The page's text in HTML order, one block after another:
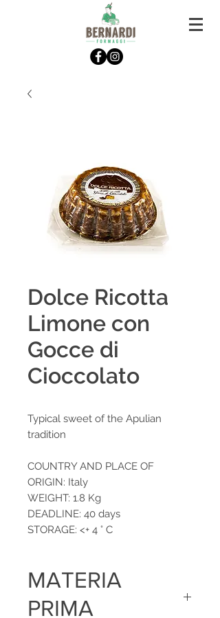
Dolce Ricotta
Limone con
Gocce di
Cioccolato
Typical sweet of the Apulian
tradition
COUNTRY AND PLACE OF
ORIGIN: Italy
WEIGHT: 1.8 Kg
DEADLINE: 40 days
STORAGE: <+ 4 ° C
MATERIA
PRIMA